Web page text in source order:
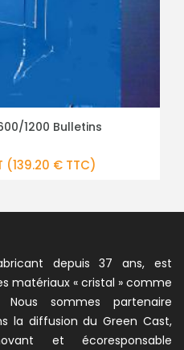
DÉTAILS
1200 Bulletins
(139.20 € TTC)
DÉTAILS
de vote élections
(81.60 € TTC)
depuis 37 ans, est
matériaux « cristal » comme
Nous sommes partenaire
la diffusion du Green Cast,
et écoresponsable